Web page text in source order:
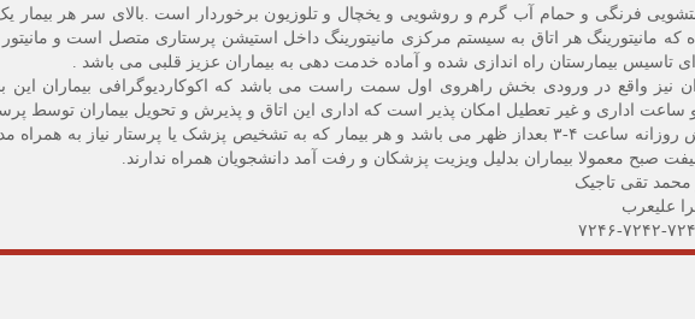
فرنگی و حمام آب گرم و روشویی و یخچال و تلوزیون برخوردار است .بالای سر هر بیمار
که مانیتورینگ هر اتاق به سیستم مرکزی مانیتورینگ داخل استیشن پرستاری متصل است و
تاسیس بیمارستان راه اندازی شده و آماده خدمت دهی به بیماران عزیز قلبی می باشد .
نیز واقع در ورودی بخش راهروی اول سمت راست می باشد که اکوکاردیوگرافی بیماران
اداری و غیر تعطیل امکان پذیر است که اداری این اتاق و پذیرش و تحویل بیماران توسط
ساعت ملاقات این بخش روزانه ساعت ۴-۳ بعداز ظهر می باشد و هر بیمار که به تشخیص پزشک یا پرستار
شیفت صبح معمولا بیماران بدلیل ویزیت پزشکان و رفت آمد دانشجویان همراه ندارند.
محمد تقی تاجیک
علیعرب